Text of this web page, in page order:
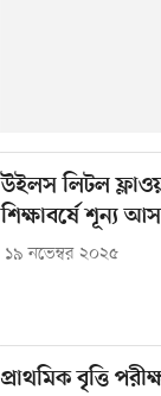
উইলস লিটল
শিক্ষাবর্ষে শূন্য
১৯ নভেম্বর ২০২৫
প্রাথমিক বৃত্তি